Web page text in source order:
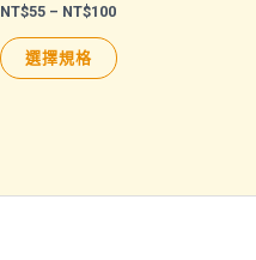
NT$55 – NT$100價
範
圍：
選擇規格
種